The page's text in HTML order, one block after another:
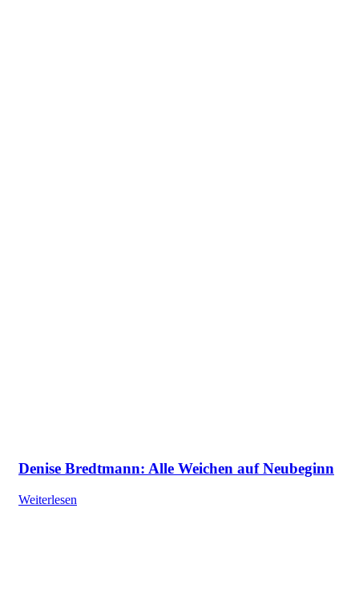
Denise Bredtmann: Alle Weichen auf Neubeginn
Weiterlesen